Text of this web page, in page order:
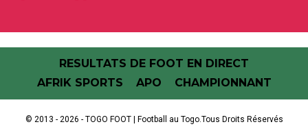
RESULTATS DE FOOT EN DIRECT
AFRIK SPORTS
APO CHAMPIONNANT
© 2013 - 2026 - TOGO FOOT | Football au Togo.Tous Droits Réservés